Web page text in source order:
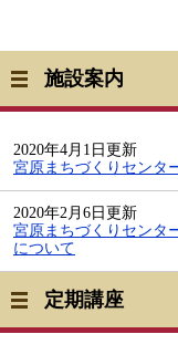
施設案内
2020年4月1日更新
宮原まちづくりセンタ
2020年2月6日更新
宮原まちづくりセン
について
定期講座